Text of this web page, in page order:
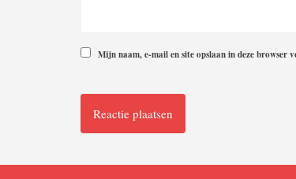
Mijn naam, e-mail en site opslaan in deze browser